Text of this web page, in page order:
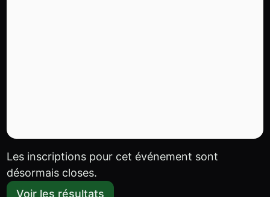
Les inscriptions pour cet événement sont
désormais closes.
Voir les résultats